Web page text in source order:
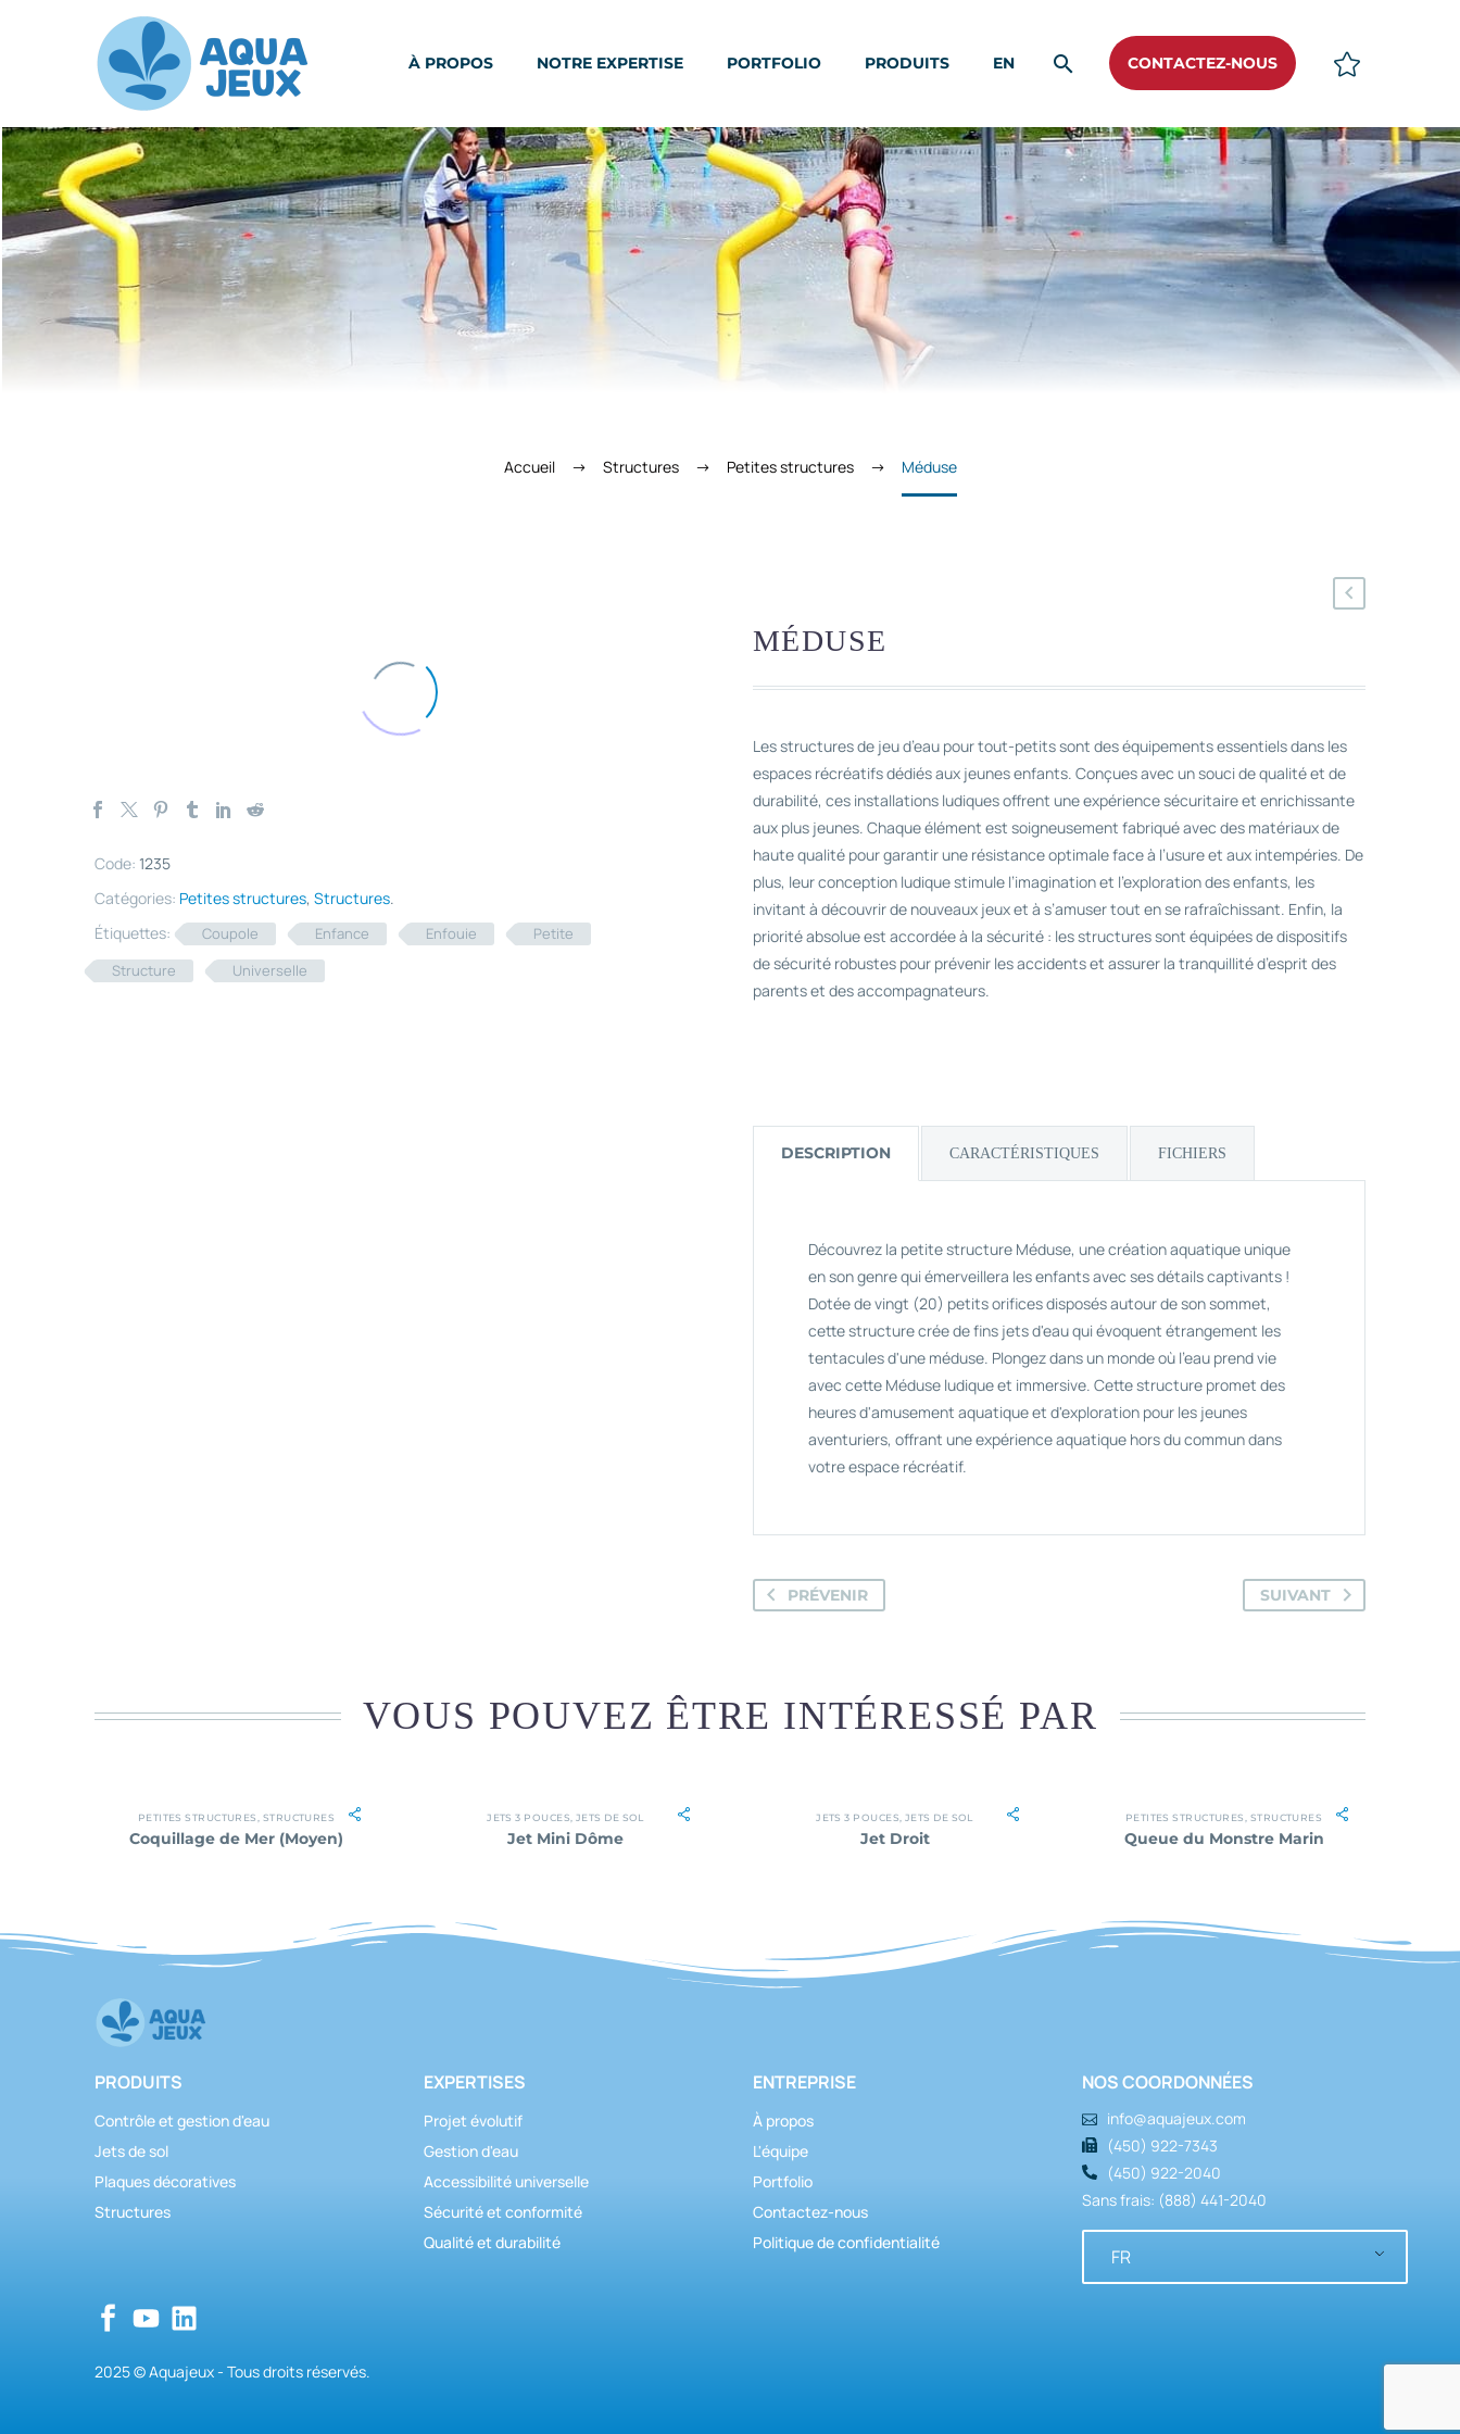
À PROPOS NOTRE EXPERTISE PORTFOLIO PRODUITS EN CONTACTEZ-NOUS
Accueil Structures Petites structures Méduse
Code: 1235
Catégories: Petites structures, Structures.
Étiquettes:
Coupole Enfance Enfouie
Petite
Structure
Universelle
MÉDUSE
Les structures de jeu d’eau pour tout-petits sont des équipements essentiels dans les
espaces récréatifs dédiés aux jeunes enfants. Conçues avec un souci de qualité et de
durabilité, ces installations ludiques offrent une expérience sécuritaire et enrichissante
aux plus jeunes. Chaque élément est soigneusement fabriqué avec des matériaux de
haute qualité pour garantir une résistance optimale face à l’usure et aux intempéries. De
plus, leur conception ludique stimule l’imagination et l’exploration des enfants, les
invitant à découvrir de nouveaux jeux et à s’amuser tout en se rafraîchissant. Enfin, la
priorité absolue est accordée à la sécurité : les structures sont équipées de dispositifs
de sécurité robustes pour prévenir les accidents et assurer la tranquillité d’esprit des
parents et des accompagnateurs.
DESCRIPTION CARACTÉRISTIQUES FICHIERS
Découvrez la petite structure Méduse, une création aquatique unique
en son genre qui émerveillera les enfants avec ses détails captivants !
Dotée de vingt (20) petits orifices disposés autour de son sommet,
cette structure crée de fins jets d'eau qui évoquent étrangement les
tentacules d'une méduse. Plongez dans un monde où l'eau prend vie
avec cette Méduse ludique et immersive. Cette structure promet des
heures d'amusement aquatique et d'exploration pour les jeunes
aventuriers, offrant une expérience aquatique hors du commun dans
votre espace récréatif.
PRÉVENIR SUIVANT
VOUS POUVEZ ÊTRE INTÉRESSÉ PAR
PETITES STRUCTURES STRUCTURES
Coquillage de Mer (Moyen)
JETS 3 POUCES JETS DE SOL
Jet Mini Dôme
JETS 3 POUCES JETS DE SOL
Jet Droit
PETITES STRUCTURES STRUCTURES
Queue du Monstre Marin
PRODUITS
Contrôle et gestion d'eau
Jets de sol
Plaques décoratives
Structures
EXPERTISES
Projet évolutif
Gestion d'eau
Accessibilité universelle
Sécurité et conformité
Qualité et durabilité
ENTREPRISE
À propos
L'équipe
Portfolio
Contactez-nous
Politique de confidentialité
NOS COORDONNÉES
info@aquajeux.com
(450) 922-7343
(450) 922-2040
Sans frais: (888) 441-2040
FR
2025 © Aquajeux - Tous droits réservés.